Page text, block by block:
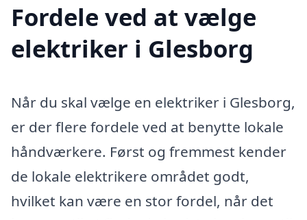
Fordele ved at vælge
elektriker i Glesborg
Når du skal vælge en elektriker i Glesborg,
er der flere fordele ved at benytte lokale
håndværkere. Først og fremmest kender
de lokale elektrikere området godt,
hvilket kan være en stor fordel, når det